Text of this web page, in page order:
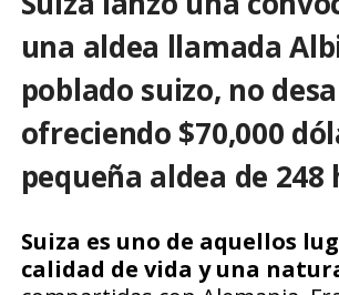
una aldea llamada
poblado suizo, no
ofreciendo $70,000
pequeña aldea de
Suiza es uno de aquellos
calidad de vida y una